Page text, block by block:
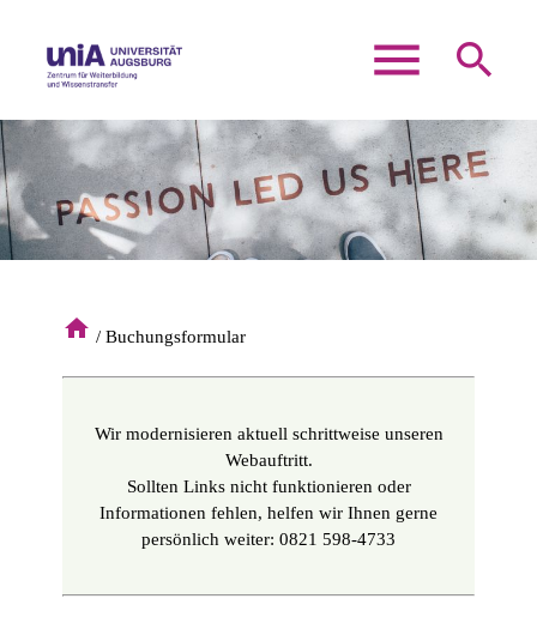
menu search
Suchbegriffe SUCHEN
home Buchungsformular
Wir modernisieren aktuell schrittweise unseren
Webauftritt.
Sollten Links nicht funktionieren oder
Informationen fehlen, helfen wir Ihnen gerne
persönlich weiter: 0821 598-4733